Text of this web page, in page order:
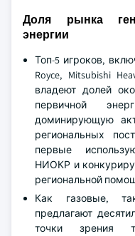
Доля рынка
энергии
Топ-5 игроков,
Royce, Mitsubishi
владеют долей
первичной
доминирующую
региональных
первые
НИОКР и
региональной
Как газовые,
предлагают
точки зрения